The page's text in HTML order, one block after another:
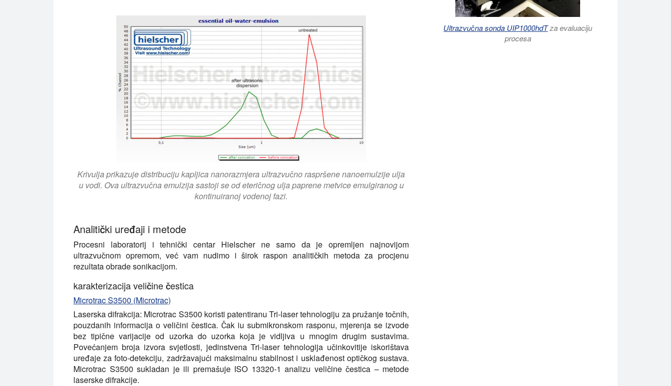
Krivulja prikazuje distribuciju kapljica nanorazmjera ultrazvučno raspršene nanoemulzije ulja
u vodi. Ova ultrazvučna emulzija sastoji se od eteričnog ulja paprene metvice emulgiranog u
kontinuiranoj vodenoj fazi.
Analitički uređaji i metode
Procesni laboratorij i tehnički centar Hielscher ne samo da je opremljen najnovijom
ultrazvučnom opremom, već vam nudimo i širok raspon analitičkih metoda za procjenu
rezultata obrade sonikacijom.
karakterizacija veličine čestica
Microtrac S3500 (Microtrac)
Laserska difrakcija: Microtrac S3500 koristi patentiranu Tri-laser tehnologiju za pružanje točnih,
pouzdanih informacija o veličini čestica. Čak iu submikronskom rasponu, mjerenja se izvode
bez tipične varijacije od uzorka do uzorka koja je vidljiva u mnogim drugim sustavima.
Povećanjem broja izvora svjetlosti, jedinstvena Tri-laser tehnologija učinkovitije iskorištava
uređaje za foto-detekciju, zadržavajući maksimalnu stabilnost i usklađenost optičkog sustava.
Microtrac S3500 sukladan je ili premašuje ISO 13320-1 analizu veličine čestica – metode
laserske difrakcije.
Ultrazvučna sonda UIP1000hdTza evaluaciju
procesa